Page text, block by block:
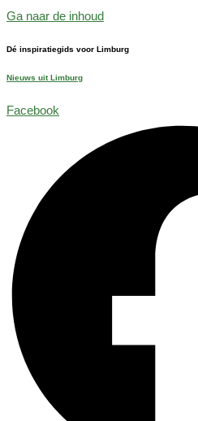
Ga naar de inhoud
Dé inspiratiegids voor Limburg
Nieuws uit Limburg
Facebook